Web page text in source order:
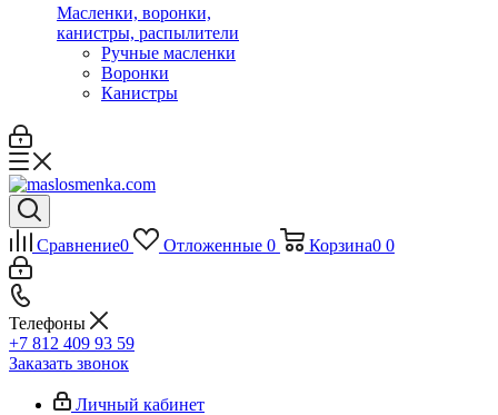
Масленки, воронки,
канистры, распылители
Ручные масленки
Воронки
Канистры
Сравнение0 Отложенные 0 Корзина0 0
Телефоны
+7 812 409 93 59
Заказать звонок
Личный кабинет